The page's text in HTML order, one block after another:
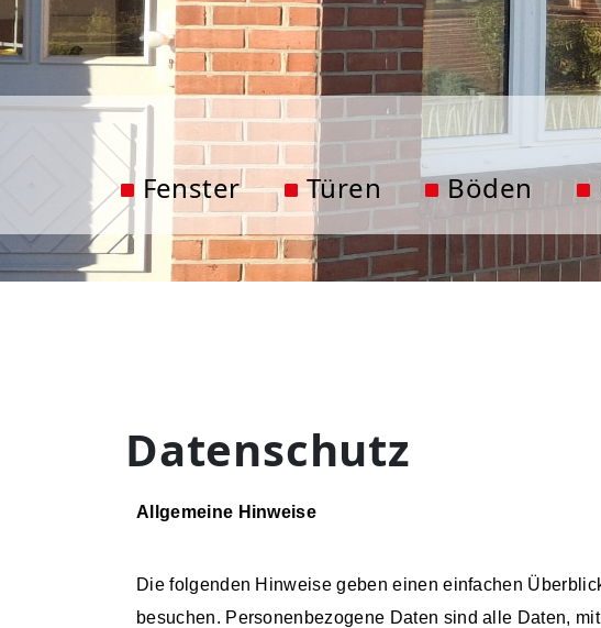
Fenster Türen Böden
Datenschutz
Allgemeine Hinweise
Die folgenden Hinweise geben einen einfachen
besuchen. Personenbezogene Daten sind alle Daten,